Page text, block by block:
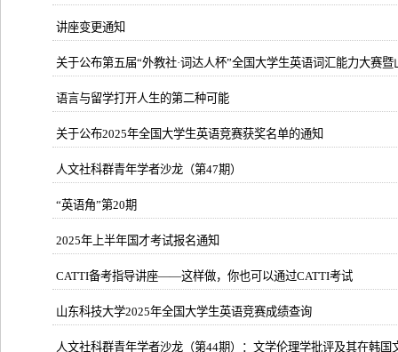
讲座变更通知
关于公布第五届“外教社·词达人杯”全国大学生英语词汇能力大赛
语言与留学打开人生的第二种可能
关于公布2025年全国大学生英语竞赛获奖名单的通知
人文社科群青年学者沙龙（第47期）
“英语角”第20期
2025年上半年国才考试报名通知
CATTI备考指导讲座——这样做，你也可以通过CATTI考试
山东科技大学2025年全国大学生英语竞赛成绩查询
人文社科群青年学者沙龙（第44期）：文学伦理学批评及其在韩国